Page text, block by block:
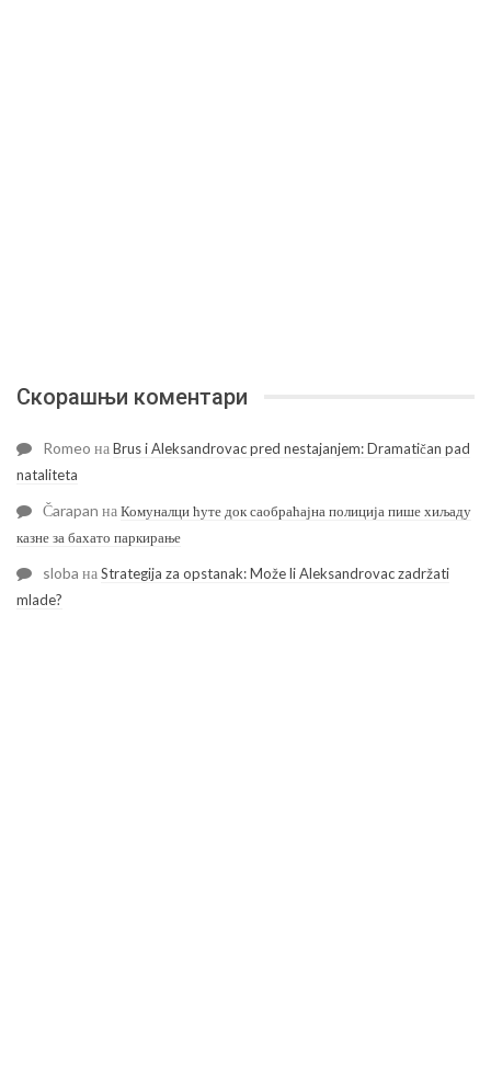
Скорашњи коментари
Romeo наBrus i Aleksandrovac pred nestajanjem: Dramatičan pad
nataliteta
Čarapan наКомуналци ћуте док саобраћајна полиција пише хиљаду
казне за бахато паркирање
sloba наStrategija za opstanak: Može li Aleksandrovac zadržati
mlade?